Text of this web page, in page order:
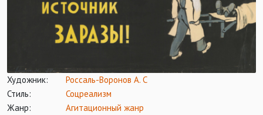
Художник:
Россаль-Воронов А. С
Стиль:
Соцреализм
Жанр:
Агитационный жанр